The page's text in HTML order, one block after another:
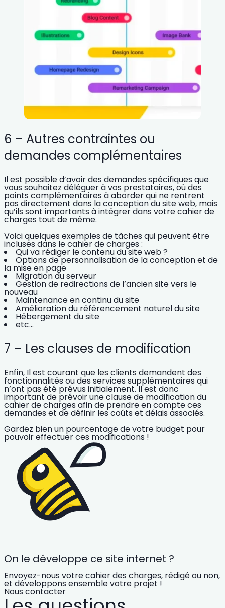
6 – Autres contraintes ou
demandes complémentaires
Il est possible d’avoir des demandes spécifiques que
vous souhaitez déléguer à vos prestataires, où des
points complémentaires à aborderqui ne rentrent
pas directement dans la conception du site web, mais
qu’ils sont importants à intégrer dans votre cahier de
charges tout de même.
Voici quelques exemples de tâches qui peuvent être
incluses dans le cahier de charges :
Qui va rédiger le contenu du site web ?
Options de personnalisation de la conception et de
la mise en page
Migration du serveur
Gestion de redirections de l’ancien site vers le
nouveau
Maintenance en continu du site
Amélioration du référencement naturel du site
Hébergement du site
etc…
7 – Les clauses de modification
Enfin, Il est courant que les clients demandent des
fonctionnalités ou des services supplémentaires qui
n’ont pas été prévus initialement. Il est donc
important de prévoir une clause de modification du
cahier de charges afin de prendre en compte ces
demandes et de définir les coûts et délais associés.
Gardez bien un pourcentage de votre budget pour
pouvoir effectuer ces modifications !
On le développe ce site internet ?
Envoyez-nous votre cahier des charges, rédigé ou non,
et développons ensemble votre projet !
Nous contacter